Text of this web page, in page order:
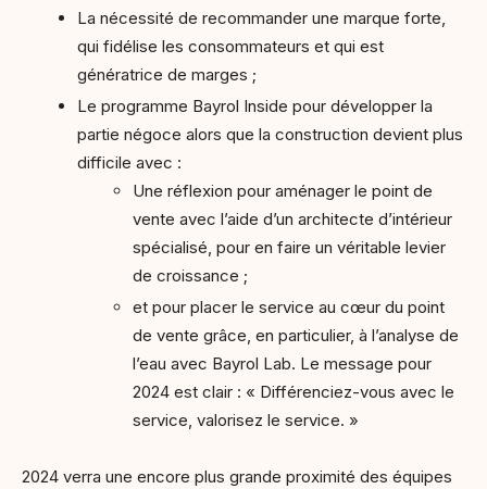
La nécessité de recommander une marque forte,
qui fidélise les consommateurs et qui est
génératrice de marges ;
Le programme Bayrol Inside pour développer la
partie négoce alors que la construction devient plus
difficile avec :
Une réflexion pour aménager le point de
vente avec l’aide d’un architecte d’intérieur
spécialisé, pour en faire un véritable levier
de croissance ;
et pour placer le service au cœur du point
de vente grâce, en particulier, à l’analyse de
l’eau avec Bayrol Lab. Le message pour
2024 est clair : « Différenciez-vous avec le
service, valorisez le service. »
2024 verra une encore plus grande proximité des équipes